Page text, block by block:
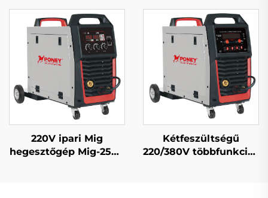
gázzal védett Mig/Mag
bevágó hegesztőgép
huzaladagolóval,
többfunkciós CO2
gázzal védett Mig/Mag
hegesztőgép
220V ipari Mig
hegesztőgép Mig-250R
Kétfeszültségű
220/380V többfunkciós